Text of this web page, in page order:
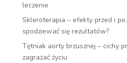
leczenie
Skleroterapia – efekty przed i
spodziewać się rezultatów?
Tętniak aorty brzusznej – cichy
zagrażać życiu